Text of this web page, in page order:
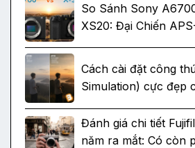
So Sánh Sony
XS20: Đại Chiến
Cách cài đặt công
Simulation) cực đẹp
Đánh giá chi tiết
năm ra mắt: Có còn